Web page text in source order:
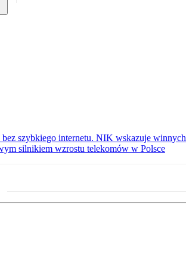
szybkiego internetu. NIK wskazuje winnych
silnikiem wzrostu telekomów w Polsce